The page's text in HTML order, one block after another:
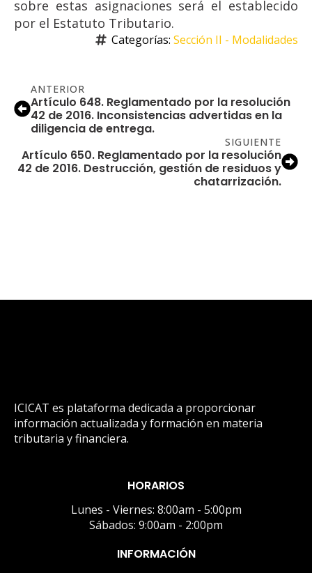
sobre estas asignaciones será el establecido
por el Estatuto Tributario.
Categorías: Sección II - Modalidades
ANTERIOR
Artículo 648. Reglamentado por la resolución
42 de 2016. Inconsistencias advertidas en la
diligencia de entrega.
SIGUIENTE
Artículo 650. Reglamentado por la resolución
42 de 2016. Destrucción, gestión de residuos y
chatarrización.
ICICAT es plataforma dedicada a proporcionar
información actualizada y formación en materia
tributaria y financiera.
HORARIOS
Lunes - Viernes: 8:00am - 5:00pm
Sábados: 9:00am - 2:00pm
INFORMACIÓN